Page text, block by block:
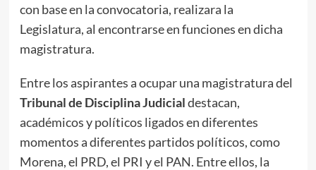
con base en la convocatoria, realizara la
Legislatura, al encontrarse en funciones en dicha
magistratura.
Entre los aspirantes a ocupar una magistratura del
Tribunal de Disciplina Judicialdestacan,
académicos y políticos ligados en diferentes
momentos a diferentes partidos políticos, como
Morena, el PRD, el PRI y el PAN. Entre ellos, la